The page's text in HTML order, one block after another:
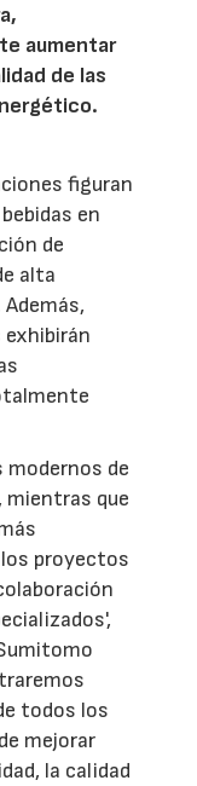
aumentar
de las
figuran
en
de
alta
modernos de
mientras que
proyectos
todos los
mejorar
la calidad